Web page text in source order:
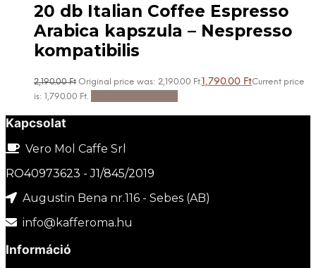
20 db Italian Coffee Espresso
Arabica kapszula – Nespresso
kompatibilis
2,190.00Ft Original price was: 2,190.00 Ft.1,790.00 FtCurrent price
is: 1,790.00 Ft.
Kapcsolat
Vero Mol Caffe Srl
RO40973623 - J1/845/2019
Augustin Bena nr.116 - Sebes (AB)
info@kafferoma.hu
Információ